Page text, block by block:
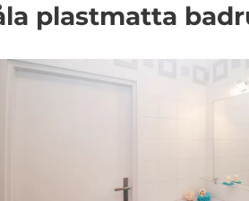
plastmatta